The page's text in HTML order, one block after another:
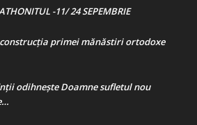
-11/ 24 SEPEMBRIE
primei mănăstiri ortodoxe
odihnește Doamne sufletul nou